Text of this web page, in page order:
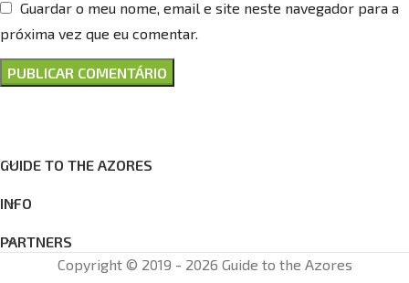
Guardar o meu nome, email e site neste navegador para a
próxima vez que eu comentar.
GUIDE TO THE AZORES
INFO
PARTNERS
Copyright © 2019 - 2026 Guide to the Azores